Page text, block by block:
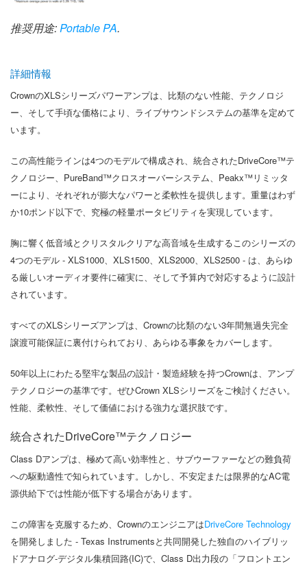
推奨用途:Portable PA.
詳細情報
CrownのXLSシリーズパワーアンプは、比類のない性能、テクノロジ
ー、そして手頃な価格により、ライブサウンドシステムの基準を定めて
います。
この高性能ラインは4つのモデルで構成され、統合されたDriveCore™テ
クノロジー、PureBand™クロスオーバーシステム、Peakx™リミッタ
ーにより、それぞれが膨大なパワーと柔軟性を提供します。重量はわず
か10ポンド以下で、究極の軽量ポータビリティを実現しています。
胸に響く低音域とクリスタルクリアな高音域を生成するこのシリーズの
4つのモデル - XLS1000、XLS1500、XLS2000、XLS2500 - は、あらゆ
る厳しいオーディオ要件に確実に、そして予算内で対応するように設計
されています。
すべてのXLSシリーズアンプは、Crownの比類のない3年間無過失完全
譲渡可能保証に裏付けられており、あらゆる事象をカバーします。
50年以上にわたる堅牢な製品の設計・製造経験を持つCrownは、アンプ
テクノロジーの基準です。ぜひCrown XLSシリーズをご検討ください。
性能、柔軟性、そして価値における強力な選択肢です。
統合されたDriveCore™テクノロジー
Class Dアンプは、極めて高い効率性と、サブウーファーなどの難負荷
への駆動適性で知られています。しかし、不安定または限界的なAC電
源供給下では性能が低下する場合があります。
この障害を克服するため、CrownのエンジニアはDriveCore Technology
を開発しました - Texas Instrumentsと共同開発した独自のハイブリッ
ドアナログ-デジタル集積回路(IC)で、Class D出力段の「フロントエン